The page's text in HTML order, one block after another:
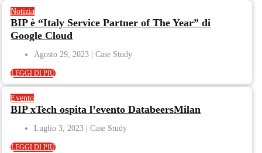
Notizia
BIP è “Italy Service Partner of The Year” di
Google Cloud
Agosto 29, 2023
LEGGI DI PIÙ
Evento
BIP xTech ospita l’evento DatabeersMilan
Luglio 3, 2023
LEGGI DI PIÙ